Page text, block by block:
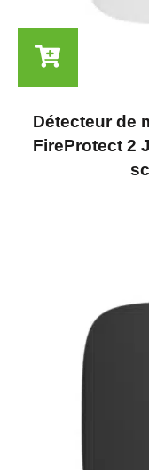
Détecteur de
FireProtect 2